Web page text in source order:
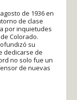
de 1936 en
de clase
por inquietudes
Colorado.
su
dedicarse de
no solo fue un
de nuevas